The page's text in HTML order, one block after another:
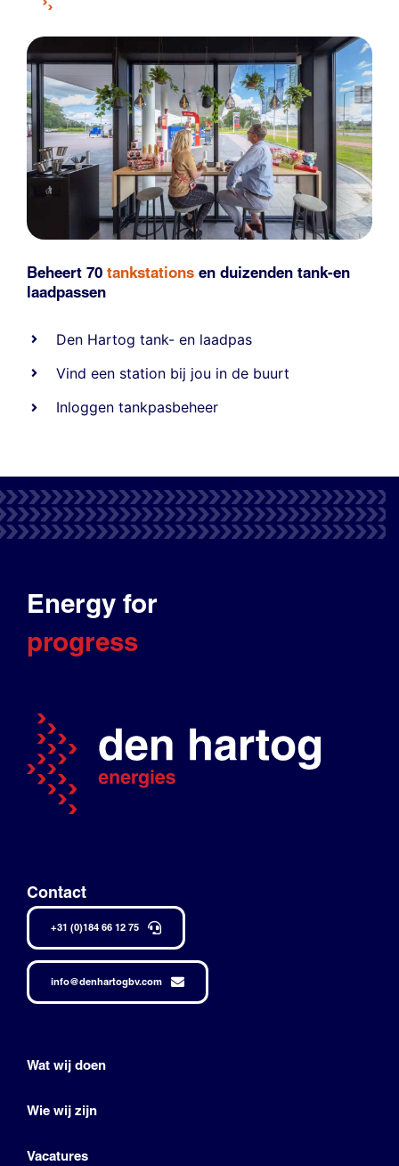
Beheert 70 tankstations en duizenden tank-en
laadpassen
Den Hartog tank- en laadpas
Vind een station bij jou in de buurt
Inloggen tankpasbeheer
Energy for
progress
Contact
+31 (0)184 66 12 75
info@denhartogbv.com
Wat wij doen
Wie wij zijn
Vacatures